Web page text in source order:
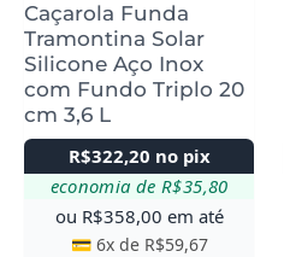
Caçarola Funda
Tramontina Solar
Silicone Aço Inox
com Fundo Triplo 20
cm 3,6 L
R$322,20 no pix
economia deR$35,80
ou R$358,00 em até
💳 6x de R$59,67